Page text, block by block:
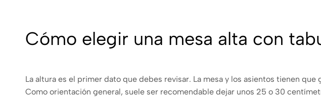
Cómo elegir una mesa alta con
La altura es el primer dato que debes revisar. La mesa y los asientos tienen
Como orientación general, suele ser recomendable dejar unos 25 o 30